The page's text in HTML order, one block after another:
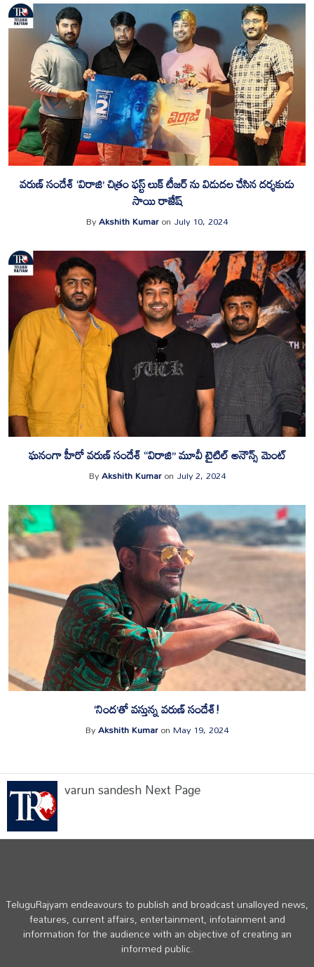
వరుణ్ సందేశ్ ‘విరాజి’ చిత్రం ఫస్ట్ లుక్ టీజర్ ను విడుదల చేసిన దర్శకుడు
సాయి రాజేష్
ByAkshith Kumaron July 10, 2024
ఘనంగా హీరో వరుణ్ సందేశ్ “విరాజి” మూవీ టైటిల్ అనౌన్స్ మెంట్
ByAkshith Kumaron July 2, 2024
‘నింద’తో వస్తున్న వరుణ్‌ సందేశ్‌!
ByAkshith KumaronMay 19, 2024
varun sandesh Next Page
TeluguRajyam endeavours to publish and broadcast unalloyed news,
features, current affairs, entertainment, infotainment and
information for the audience with an objective of creating an
informed public.